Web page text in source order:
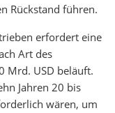
Rückstand führen.
erfordert eine
Art des
Mrd. USD beläuft.
Jahren 20 bis
wären, um